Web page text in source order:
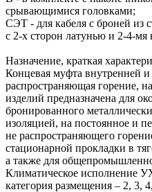
срывающимися головками;
СЭТ - для кабеля с броней из
с 2-х сторон латунью и 2-4-
Назначение, краткая
Концевая муфта внутренней
распространяющая горение,
изделий предназначена для
бронированного
изоляцией, на постоянное и
не распространяющего
стационарной прокладки в
а также для
Климатическое исполнение
категория размещения – 2, 3,